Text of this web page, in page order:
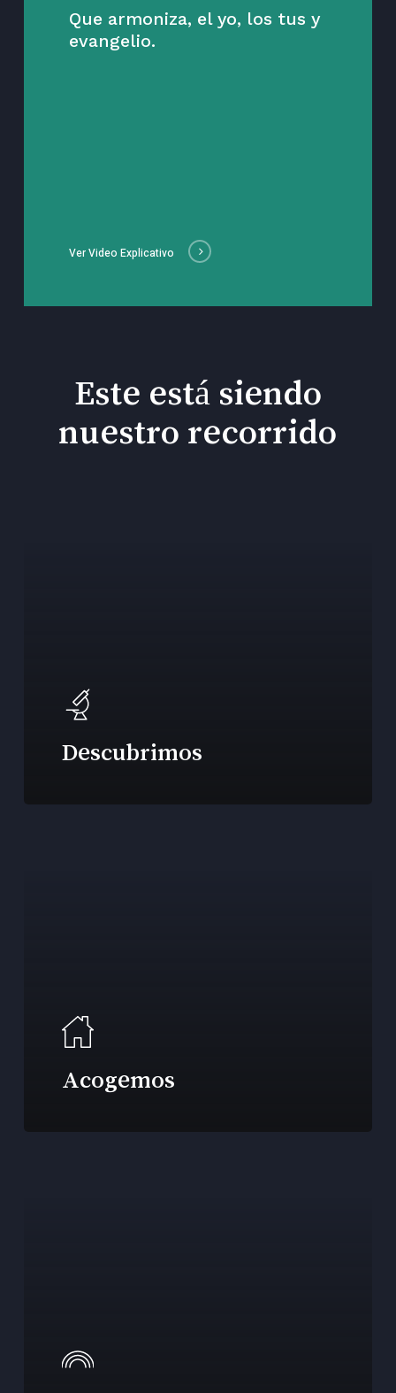
Que armoniza, el yo, los tus y
evangelio.
Ver Video Explicativo
Este está siendo
nuestro recorrido
Descubrimos
Acogemos